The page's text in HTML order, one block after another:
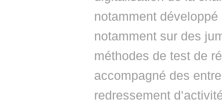
notamment
notamment sur des
méthodes de test de
accompagné des
redressement